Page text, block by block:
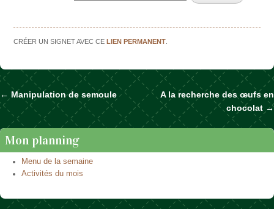
CRÉER UN SIGNET AVEC CELIEN PERMANENT
Naviguer dans les articles
← Manipulation de semoule
A la recherche des œufs en
chocolat →
Mon planning
Menu de la semaine
Activités du mois